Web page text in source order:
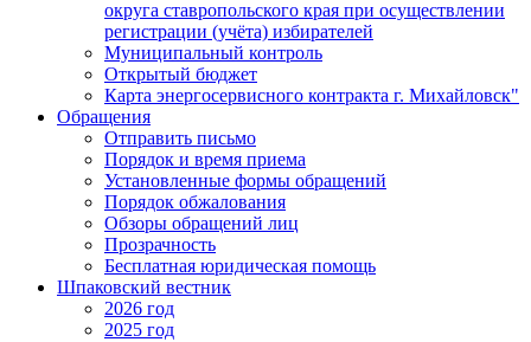
округа ставропольского края при осуществлении
регистрации (учёта) избирателей
Муниципальный контроль
Открытый бюджет
Карта энергосервисного контракта г. Михайловск"
Обращения
Отправить письмо
Порядок и время приема
Установленные формы обращений
Порядок обжалования
Обзоры обращений лиц
Прозрачность
Бесплатная юридическая помощь
Шпаковский вестник
2026 год
2025 год